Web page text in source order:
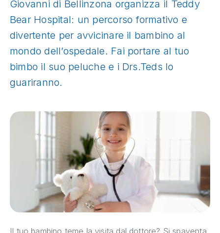
Giovanni di Bellinzona organizza il Teddy
Bear Hospital: un percorso formativo e
divertente per avvicinare il bambino al
mondo dell’ospedale. Fai portare al tuo
bimbo il suo peluche e i Drs.Teds lo
guariranno.
Il tuo bambino teme la visita dal dottore? Si spaventa